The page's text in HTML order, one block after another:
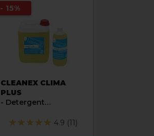
- 15%
CLEANEX CLIMA
PLUS
- Detergent
pentru instalatiile de
4.9 (11)